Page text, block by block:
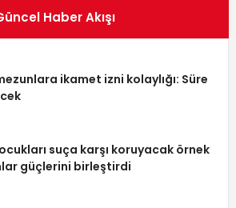
Haber Akışı
ikamet izni kolaylığı: Süre
suça karşı koruyacak örnek
güçlerini birleştirdi